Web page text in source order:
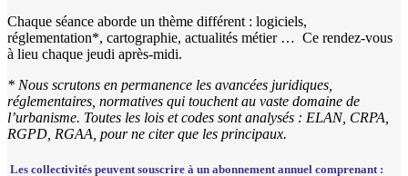
Chaque séance aborde un thème différent : logiciels,
réglementation*, cartographie, actualités métier … Ce rendez-vous
à lieu chaque jeudi après-midi.
* Nous scrutons en permanence les avancées juridiques,
réglementaires, normatives qui touchent au vaste domaine de
l’urbanisme. Toutes les lois et codes sont analysés : ELAN, CRPA,
RGPD, RGAA, pour ne citer que les principaux.
Les collectivités peuvent souscrire à un abonnement annuel comprenant :